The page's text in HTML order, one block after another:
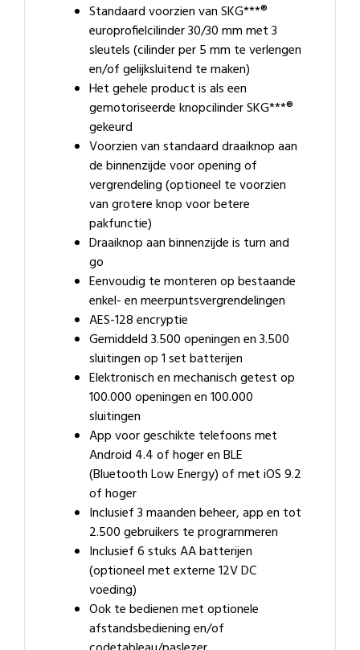
Standaard voorzien van SKG***®
europrofielcilinder 30/30 mm met 3
sleutels (cilinder per 5 mm te verlengen
en/of gelijksluitend te maken)
Het gehele product is als een
gemotoriseerde knopcilinder SKG***®
gekeurd
Voorzien van standaard draaiknop aan
de binnenzijde voor opening of
vergrendeling (optioneel te voorzien
van grotere knop voor betere
pakfunctie)
Draaiknop aan binnenzijde is turn and
go
Eenvoudig te monteren op bestaande
enkel- en meerpuntsvergrendelingen
AES-128 encryptie
Gemiddeld 3.500 openingen en 3.500
sluitingen op 1 set batterijen
Elektronisch en mechanisch getest op
100.000 openingen en 100.000
sluitingen
App voor geschikte telefoons met
Android 4.4 of hoger en BLE
(Bluetooth Low Energy) of met iOS 9.2
of hoger
Inclusief 3 maanden beheer, app en tot
2.500 gebruikers te programmeren
Inclusief 6 stuks AA batterijen
(optioneel met externe 12V DC
voeding)
Ook te bedienen met optionele
afstandsbediening en/of